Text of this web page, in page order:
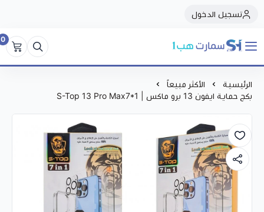
تسجيل الدخول
سمارت هبSmart Hub1
0
الرئيسية
الأكثر مبيعاً
بكج حماية ايفون 13 برو ماكس | S-Top 13 Pro Max7*1